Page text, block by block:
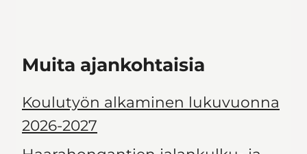
Muita ajankohtaisia
Koulutyön alkaminen lukuvuonna
2026-2027